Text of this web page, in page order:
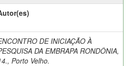
DE INICIAÇÃO À
DA EMBRAPA RONDÔNIA,
Porto Velho.